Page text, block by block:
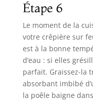
Étape 6
Le moment de la
votre crêpière sur
est à la bonne
d’eau : si elles
parfait. Graissez-la
absorbant imbibé
la poêle baigne